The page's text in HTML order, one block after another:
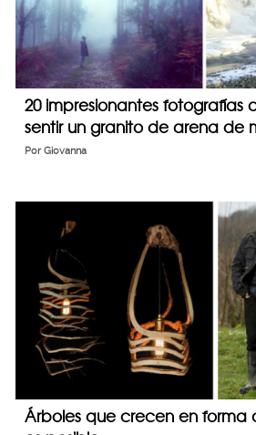
20 impresionantes fotografías
sentir un granito de arena de
Por Giovanna
Árboles que crecen en